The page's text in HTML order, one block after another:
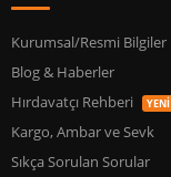
Kurumsal/Resmi Bilgiler
Blog & Haberler
Hırdavatçı Rehberi
YENİ
Kargo, Ambar ve Sevk
Sıkça Sorulan Sorular